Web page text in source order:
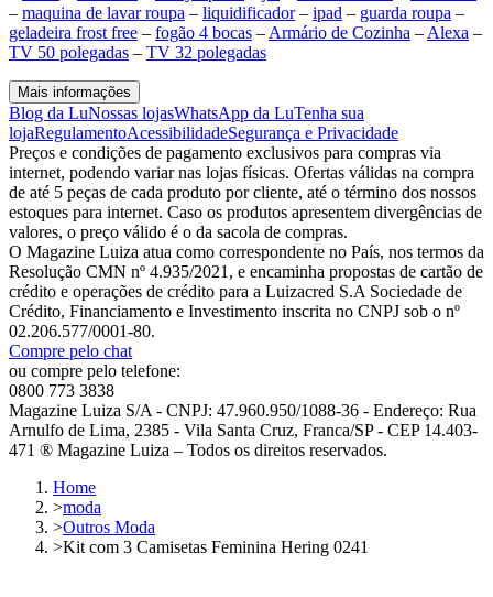
– maquina de lavar roupa – liquidificador– ipad – guarda roupa –
geladeira frost free – fogão 4 bocas – Armário de Cozinha – Alexa –
TV 50 polegadas – TV 32 polegadas
Mais informações
Blog da LuNossas lojasWhatsApp da LuTenha sua
lojaRegulamentoAcessibilidadeSegurança e Privacidade
Preços e condições de pagamento exclusivos para compras via
internet, podendo variar nas lojas físicas. Ofertas válidas na compra
de até 5 peças de cada produto por cliente, até o término dos nossos
estoques para internet. Caso os produtos apresentem divergências de
valores, o preço válido é o da sacola de compras.
O Magazine Luiza atua como correspondente no País, nos termos da
Resolução CMN nº 4.935/2021, e encaminha propostas de cartão de
crédito e operações de crédito para a Luizacred S.A Sociedade de
Crédito, Financiamento e Investimento inscrita no CNPJ sob o nº
02.206.577/0001-80.
Compre pelo chat
ou compre pelo telefone:
0800 773 3838
Magazine Luiza S/A - CNPJ: 47.960.950/1088-36 - Endereço: Rua
Arnulfo de Lima, 2385 - Vila Santa Cruz, Franca/SP - CEP 14.403-
471 ® Magazine Luiza – Todos os direitos reservados.
Home
>moda
>Outros Moda
>Kit com 3 Camisetas Feminina Hering 0241